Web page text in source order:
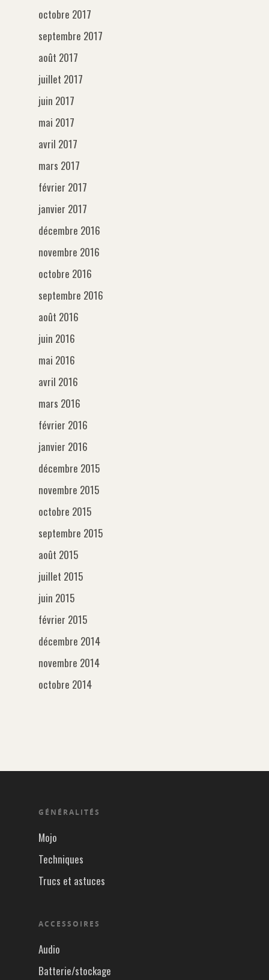
octobre 2017
septembre 2017
août 2017
juillet 2017
juin 2017
mai 2017
avril 2017
mars 2017
février 2017
janvier 2017
décembre 2016
novembre 2016
octobre 2016
septembre 2016
août 2016
juin 2016
mai 2016
avril 2016
mars 2016
février 2016
janvier 2016
décembre 2015
novembre 2015
octobre 2015
septembre 2015
août 2015
juillet 2015
juin 2015
février 2015
décembre 2014
novembre 2014
octobre 2014
GÉNÉRALITÉS
Mojo
Techniques
Trucs et astuces
ACCESSOIRES
Audio
Batterie/stockage